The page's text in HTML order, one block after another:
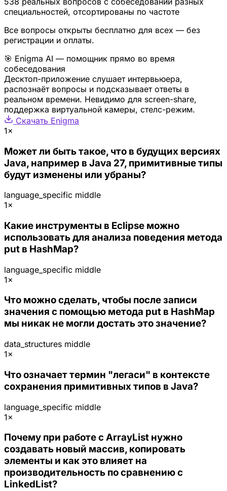
специальностей, отсортированы по частоте
Все вопросы открыты бесплатно для всех — без
регистрации и оплаты.
🎯 Enigma AI — помощник прямо во время
собеседования
Десктоп-приложение слушает интервьюера,
распознаёт вопросы и подсказывает ответы в
реальном времени. Невидимо для screen-share,
поддержка виртуальной камеры, стелс-режим.
Скачать Enigma
1×
Может ли быть такое, что в будущих версиях
Java, например в Java 27, примитивные типы
будут изменены или убраны?
language_specific middle
1×
Какие инструменты в Eclipse можно
использовать для анализа поведения метода
put в HashMap?
language_specific middle
1×
Что можно сделать, чтобы после записи
значения с помощью метода put в HashMap
мы никак не могли достать это значение?
data_structures middle
1×
Что означает термин "легаси" в контексте
сохранения примитивных типов в Java?
language_specific middle
1×
Почему при работе с ArrayList нужно
создавать новый массив, копировать
элементы и как это влияет на
производительность по сравнению с
LinkedList?